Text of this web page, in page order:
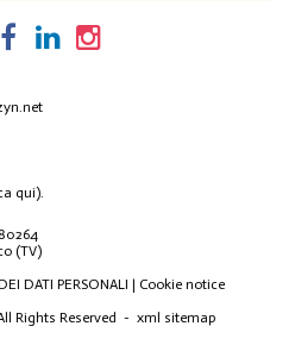
qui).
(TV)
DATI PERSONALI | Cookie notice
Rights Reserved - xml sitemap